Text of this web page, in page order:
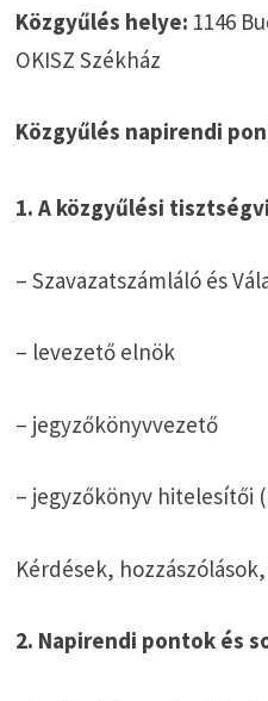
Közgyűlés helye: 1146
OKISZ Székház
Közgyűlés napirendi
1. A közgyűlési
– Szavazatszámláló és
– levezető elnök
– jegyzőkönyvvezető
– jegyzőkönyv hitelesítői
Kérdések,
2. Napirendi pontok és